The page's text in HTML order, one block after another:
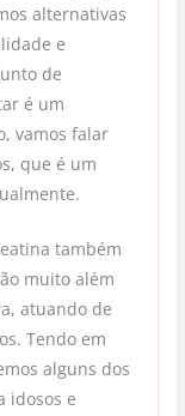
alternativas
e
de
é um
vamos falar
que é um
também
muito além
atuando de
Tendo em
alguns dos
idosos e